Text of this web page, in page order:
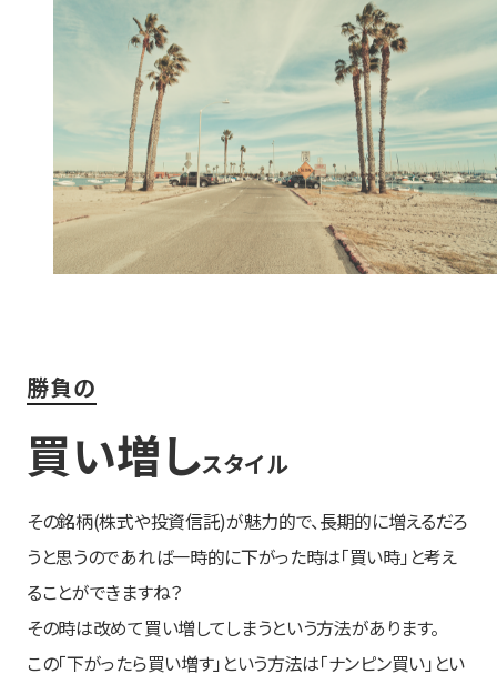
勝負の
買い増しスタイル
その銘柄(株式や投資信託)が魅力的で、長期的に増えるだろ
うと思うのであれば一時的に下がった時は「買い時」と考え
ることができますね？
その時は改めて買い増してしまうという方法があります。
この「下がったら買い増す」という方法は「ナンピン買い」とい